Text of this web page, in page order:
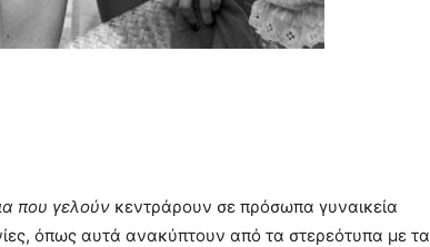
ΤΙΣ
που γελούν κεντράρουν σε πρόσωπα γυναικεία
όπως αυτά ανακύπτουν από τα στερεότυπα με τα